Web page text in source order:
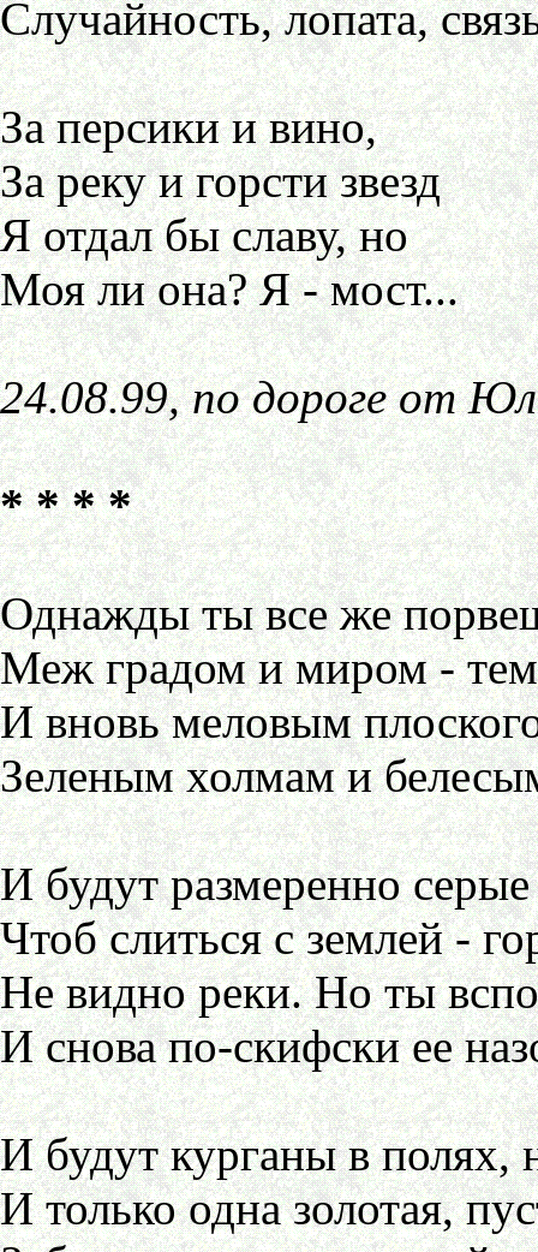
Случайность, лопата,
За персики и вино,
За реку и горсти звезд
Я отдал бы славу, но
Моя ли она? Я - мост...
24.08.99, по дороге от
* * * *
Однажды ты все же
Меж градом и миром -
И вновь меловым
Зеленым холмам и
И будут размеренно серые
Чтоб слиться с землей -
Не видно реки. Но ты
И снова по-скифски ее
И будут курганы в полях,
И только одна золотая,